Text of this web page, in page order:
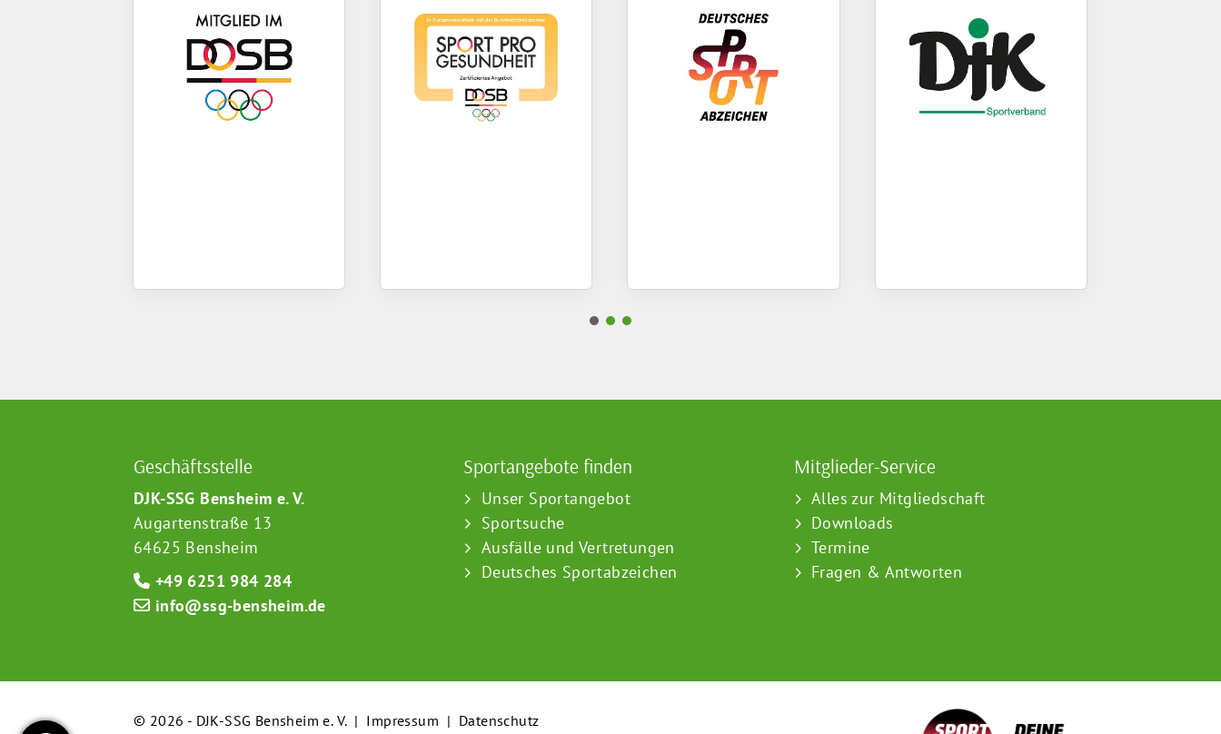
Geschäftsstelle
DJK-SSG Bensheim e. V.
Augartenstraße 13
64625 Bensheim
+49 6251 984 284
info@ssg-bensheim.de
Sportangebote finden
Unser Sportangebot
Sportsuche
Ausfälle und Vertretungen
Deutsches Sportabzeichen
Mitglieder-Service
Alles zur Mitgliedschaft
Downloads
Termine
Fragen & Antworten
© 2026 - DJK-SSG Bensheim e. V. | Impressum | Datenschutz